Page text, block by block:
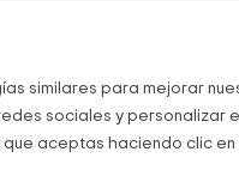
similares para mejorar
sociales y personalizar
aceptas haciendo clic